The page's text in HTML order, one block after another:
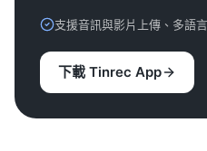
支援音訊與影片上傳、多語
下載 Tinrec App